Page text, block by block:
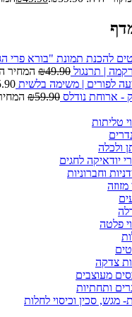
להכנת תמונת "בורא פרי
| תרנגול
₪49.90 המחיר
לפורים | משימה בלשית
- ארוחת נודלס
₪59.90 המחיר
טליתות
ולכלה
יודאיקה לחגים
וחברוניות
פלטה
צדקה
מעוצבים
ותחתיות
מגש, סכין וכיסוי לחלות